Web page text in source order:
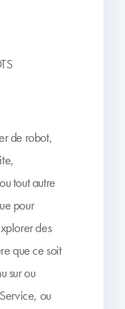
de robot,
tout autre
pour
des
que ce soit
sur ou
ou